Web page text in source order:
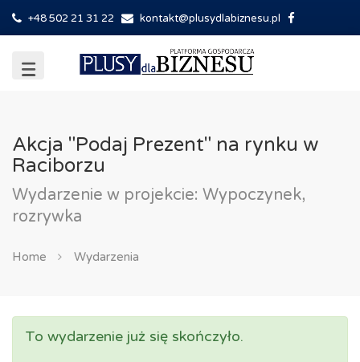
+48 502 21 31 22 kontakt@plusydlabiznesu.pl
Akcja "Podaj Prezent" na rynku w
Raciborzu
Wydarzenie w projekcie: Wypoczynek,
rozrywka
Home Wydarzenia
To wydarzenie już się skończyło.